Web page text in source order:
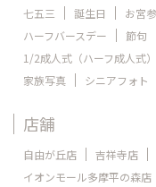
七五三 誕生日 お宮
ハーフバースデー
節句
1/2成人式（ハーフ成人式）
家族写真
シニアフォト
店舗
自由が丘店 吉祥寺店
イオンモール多摩平の森店